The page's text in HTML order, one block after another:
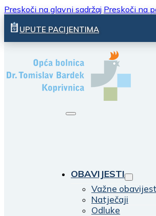
Preskoči na glavni sadržaj Preskoči na
UPUTE PACIJENTIMA
OBAVIJESTI
Važne
Natječaji
Odluke